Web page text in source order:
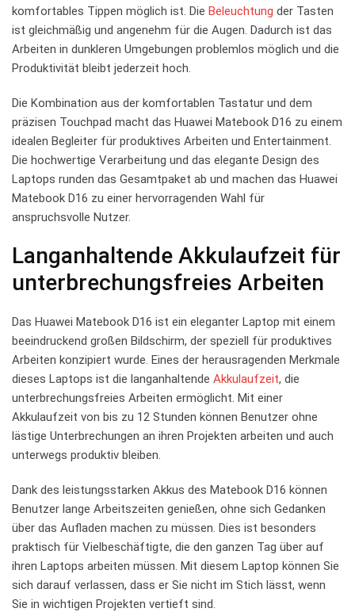
komfortables Tippen möglich ist.‌ Die Beleuchtung der⁣ Tasten
ist gleichmäßig ⁣und angenehm für die Augen. Dadurch ⁣ist das⁤
Arbeiten in‍ dunkleren Umgebungen problemlos möglich und die
Produktivität bleibt jederzeit hoch.
Die Kombination aus der ​komfortablen Tastatur und dem
präzisen Touchpad macht das Huawei⁣ Matebook D16 zu einem
idealen Begleiter für ⁤produktives Arbeiten⁤ und Entertainment.
Die hochwertige Verarbeitung und ⁣das elegante Design ⁢des‌
Laptops runden das Gesamtpaket ab und machen das Huawei
Matebook⁣ D16‍ zu einer hervorragenden Wahl für
anspruchsvolle Nutzer.
Langanhaltende Akkulaufzeit für⁢
unterbrechungsfreies​ Arbeiten
Das ‍Huawei Matebook D16 ist ein eleganter Laptop mit einem
beeindruckend großen Bildschirm, der speziell für produktives
Arbeiten konzipiert⁢ wurde. ⁣Eines der herausragenden Merkmale
dieses Laptops ist die langanhaltende Akkulaufzeit, die
unterbrechungsfreies Arbeiten ermöglicht. Mit einer
Akkulaufzeit‍ von ‌bis ⁤zu 12 ​Stunden‌ können Benutzer ohne
lästige Unterbrechungen an ihren Projekten arbeiten und⁢ auch
unterwegs ⁢produktiv bleiben.
Dank des leistungsstarken Akkus⁣ des Matebook D16 können
Benutzer lange Arbeitszeiten​ genießen, ohne ⁣sich Gedanken
über das Aufladen machen zu müssen. Dies ist besonders
praktisch für ⁢Vielbeschäftigte, die ⁤den ganzen Tag über auf
ihren⁣ Laptops arbeiten müssen. Mit diesem⁢ Laptop können Sie
sich darauf verlassen, dass er ⁣Sie nicht im Stich lässt, wenn
Sie in wichtigen Projekten vertieft sind.